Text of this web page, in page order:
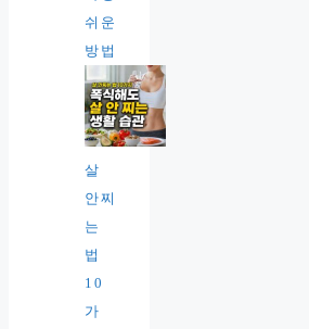
쉬운
방법
살
안찌
는
법
10
가